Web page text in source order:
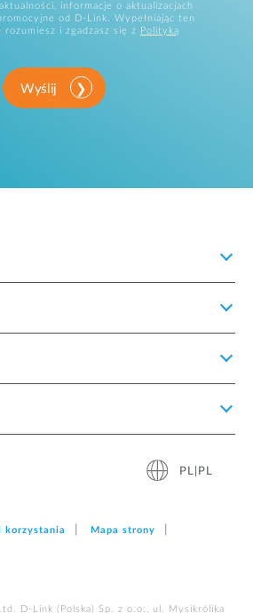
informacje o aktualizacjach
od D-Link. Wypełniając ten
i zgadzasz się z
Polityką
Wyślij
PL|PL
korzystania Mapa strony
D-Link (Polska) Sp. z o.o., ul. Mysikrólika